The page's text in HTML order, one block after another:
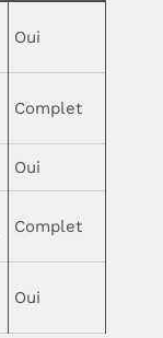
Oui
Complet
Oui
Complet
Oui